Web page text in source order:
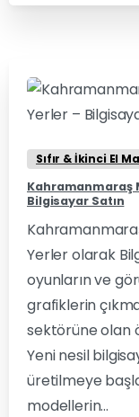
Sıfır & İkinci El
Kahramanmaraş
Bilgisayar Satın
Yerler olarak
oyunların ve
grafiklerin
sektörüne olan
Yeni nesil
üretilmeye
modellerin...